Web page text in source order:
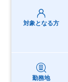
対象となる方
勤務地